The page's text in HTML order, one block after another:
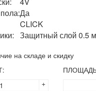
Да
CLICK
Защитный слой 0.5
на складе и скидку
+